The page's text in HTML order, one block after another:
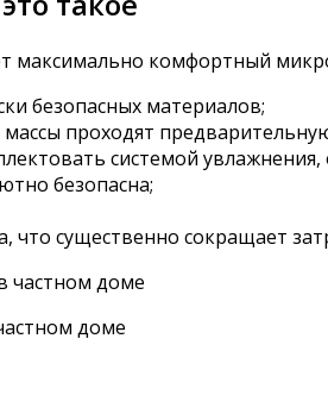
максимально комфортный
безопасных материалов;
проходят
системой
безопасна;
что существенно сокращает
доме